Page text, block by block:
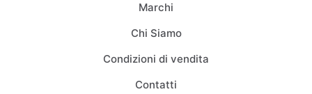
Marchi
Chi Siamo
Condizioni di vendita
Contatti